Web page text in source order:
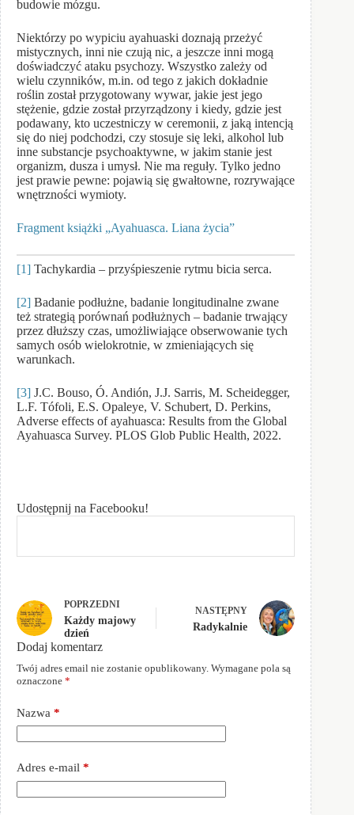
budowie mózgu.
Niektórzy po wypiciu ayahuaski doznają przeżyć
mistycznych, inni nie czują nic, a jeszcze inni mogą
doświadczyć ataku psychozy. Wszystko zależy od
wielu czynników, m.in. od tego z jakich dokładnie
roślin został przygotowany wywar, jakie jest jego
stężenie, gdzie został przyrządzony i kiedy, gdzie jest
podawany, kto uczestniczy w ceremonii, z jaką intencją
się do niej podchodzi, czy stosuje się leki, alkohol lub
inne substancje psychoaktywne, w jakim stanie jest
organizm, dusza i umysł. Nie ma reguły. Tylko jedno
jest prawie pewne: pojawią się gwałtowne, rozrywające
wnętrzności wymioty.
Fragment książki „Ayahuasca. Liana życia”
[1] Tachykardia – przyśpieszenie rytmu bicia serca.
[2] Badanie podłużne, badanie longitudinalne zwane
też strategią porównań podłużnych – badanie trwający
przez dłuższy czas, umożliwiające obserwowanie tych
samych osób wielokrotnie, w zmieniających się
warunkach.
[3] J.C. Bouso, Ó. Andión, J.J. Sarris, M. Scheidegger,
L.F. Tófoli, E.S. Opaleye, V. Schubert, D. Perkins,
Adverse effects of ayahuasca: Results from the Global
Ayahuasca Survey. PLOS Glob Public Health, 2022.
Udostępnij na Facebooku!
POPRZEDNI
Każdy majowy
dzień
NASTĘPNY
Radykalnie
Dodaj komentarz
Twój adres email nie zostanie opublikowany. Wymagane pola są
oznaczone *
Nazwa *
Adres e-mail *